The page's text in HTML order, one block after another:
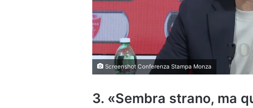
Screenshot Conferenza Stampa Monza
3. «Sembra strano, ma